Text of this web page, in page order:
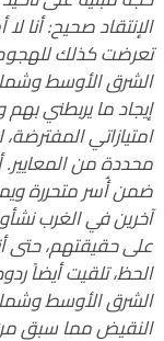
الإنتقاد صحيح: أنا
تعرضت كذلك
الشرق الأوسط
إيجاد ما يربطني
امتيازاتي
محددة من المعايير.
ضمن أُسر متحررة
آخرين في الغرب
على حقيقتهم، حتى
الحظ، تلقيت أيضاً
الشرق الأوسط
النقيض مما سبق من